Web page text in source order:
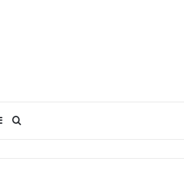
Search
for
Sidebar